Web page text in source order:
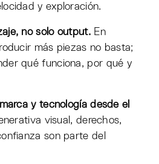
y exploración.
no solo output.En
más piezas no basta;
qué funciona, por qué y
y tecnología desde el
visual, derechos,
son parte del